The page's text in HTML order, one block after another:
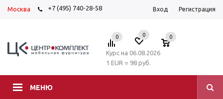
Москва +7 (495) 740-28-58 Вход Регистрация
МЕНЮ
0 0 0
Курс на 06.08.2026
1 EUR = 98 руб.